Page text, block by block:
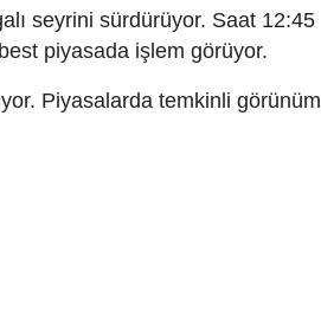
seyrini sürdürüyor. Saat 12:45
piyasada işlem görüyor.
Piyasalarda temkinli görünüm